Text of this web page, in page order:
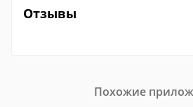
Отзывы
Похожие